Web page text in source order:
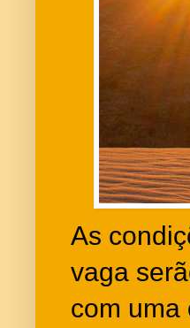
As
vaga
com uma